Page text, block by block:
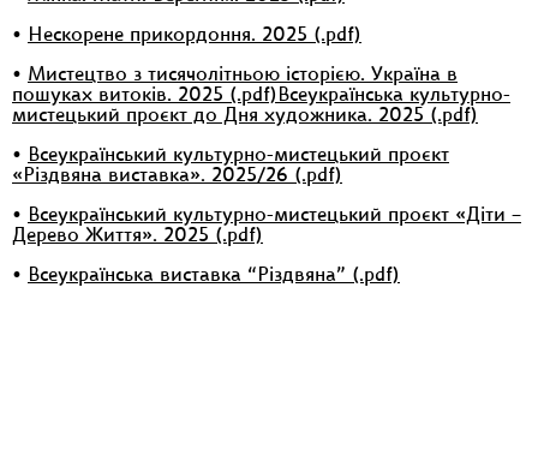
• Нескорене прикордоння. 2025 (.pdf)
• Мистецтво з тисячолітньою історією. Україна в
пошуках витоків. 2025 (.pdf) Всеукраїнська культурно-
мистецький проєкт до Дня художника. 2025 (.pdf)
• Всеукраїнський культурно-мистецький проєкт
«Різдвяна виставка». 2025/26 (.pdf)
• Всеукраїнський культурно-мистецький проєкт «Діти –
Дерево Життя». 2025 (.pdf)
• Всеукраїнська виставка “Різдвяна” (.pdf)